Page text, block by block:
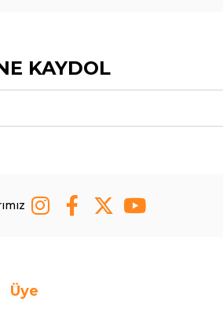
KAYDOL
Üye